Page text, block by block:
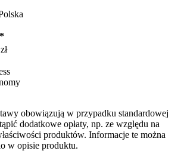
obowiązują w przypadku standardowej
dodatkowe opłaty, np. ze względu na
produktów. Informacje te można
w opisie produktu.